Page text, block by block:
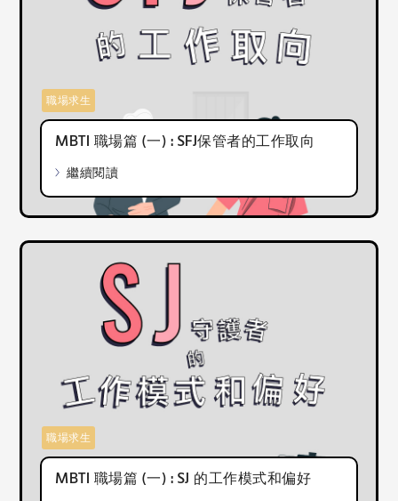
MBTI 職場篇 (一) : SFJ保管者的工作取向
繼續閱讀
職場求生
MBTI 職場篇 (一) : SJ 的工作模式和偏好
職場求生